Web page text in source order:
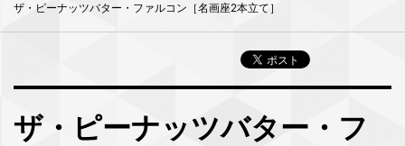
ザ・ピーナッツバター・ファルコン［名画座2本立て］
ザ・ピーナッツバター・フ